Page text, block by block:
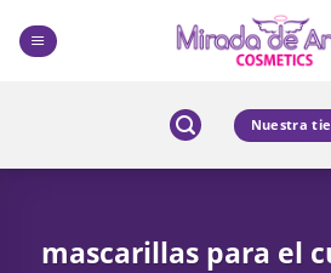
content
Nuestra
mascarillas para el